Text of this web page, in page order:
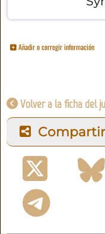
Añadir o corregir información
Volver a la ficha del
Compartir